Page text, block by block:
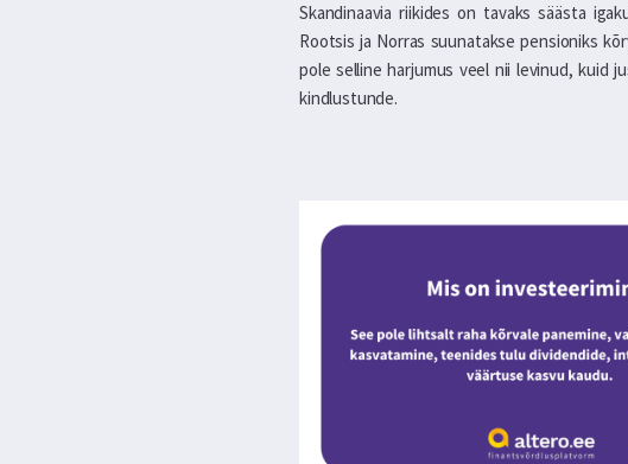
Skandinaavia riikides on tavaks säästa
Rootsis ja Norras suunatakse pensioniks
pole selline harjumus veel nii levinud, kuid
kindlustunde.